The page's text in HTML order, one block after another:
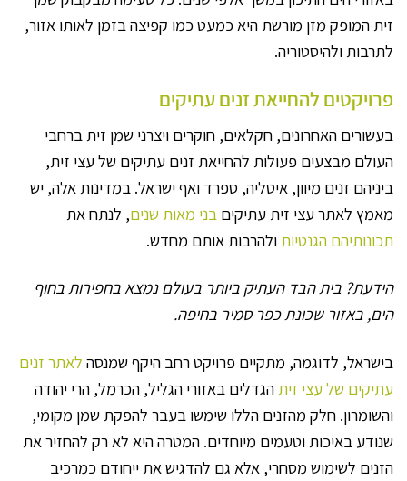
זית המופק מזן מורשת היא כמעט כמו קפיצה בזמן לאותו אזור,
לתרבות ולהיסטוריה.
פרויקטים להחייאת זנים עתיקים
בעשורים האחרונים, חקלאים, חוקרים ויצרני שמן זית ברחבי
העולם מבצעים פעולות להחייאת זנים עתיקים של עצי זית,
ביניהם זנים מיוון, איטליה, ספרד ואף ישראל. במדינות אלה, יש
מאמץ לאתר עצי זית עתיקים בני מאות שנים, לנתח את
תכונותיהם הגנטיות ולהרבות אותם מחדש.
הידעת? בית הבד העתיק ביותר בעולם נמצא בחפירות בחוף
הים, באזור שכונת כפר סמיר בחיפה.
בישראל, לדוגמה, מתקיים פרויקט רחב היקף שמנסה לאתר זנים
עתיקים של עצי זיתהגדלים באזורי הגליל, הכרמל, הרי יהודה
והשומרון. חלק מהזנים הללו שימשו בעבר להפקת שמן מקומי,
שנודע באיכות וטעמים מיוחדים. המטרה היא לא רק להחזיר את
הזנים לשימוש מסחרי, אלא גם להדגיש את ייחודם כמרכיב